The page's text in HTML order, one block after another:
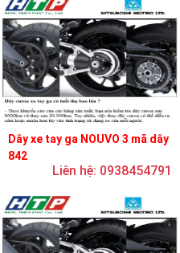
Dây xe tay ga NOUVO 3 mã dây
842
Liên hệ: 0938454791